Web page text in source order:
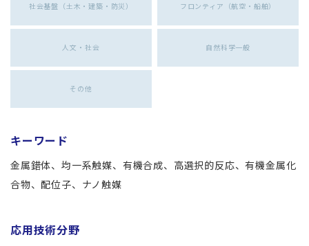
社会基盤（土木・建築・防災） フロンティア（航空・船舶）
人文・社会 自然科学一般
その他
キーワード
金属錯体、均一系触媒、有機合成、高選択的反応、有機金属化
合物、配位子、ナノ触媒
応用技術分野